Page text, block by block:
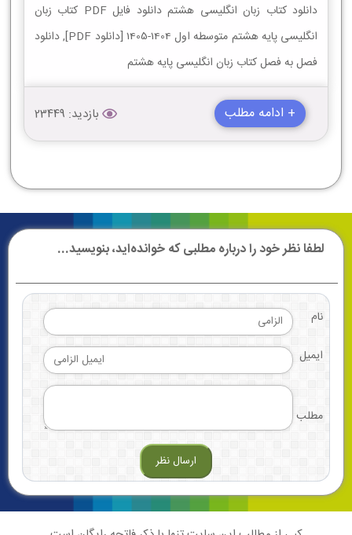
دانلود کتاب زبان انگلیسی هشتم دانلود فایل PDF کتاب زبان
انگلیسی پایه هشتم متوسطه اول 1404-1405 [دانلود PDF], دانلود
فصل به فصل کتاب زبان انگلیسی پایه هشتم
+ ادامه مطلب بازدید: 23449
لطفا نظر خود را درباره مطلبی که خوانده‌اید، بنویسید...
نام
ایمیل
مطلب